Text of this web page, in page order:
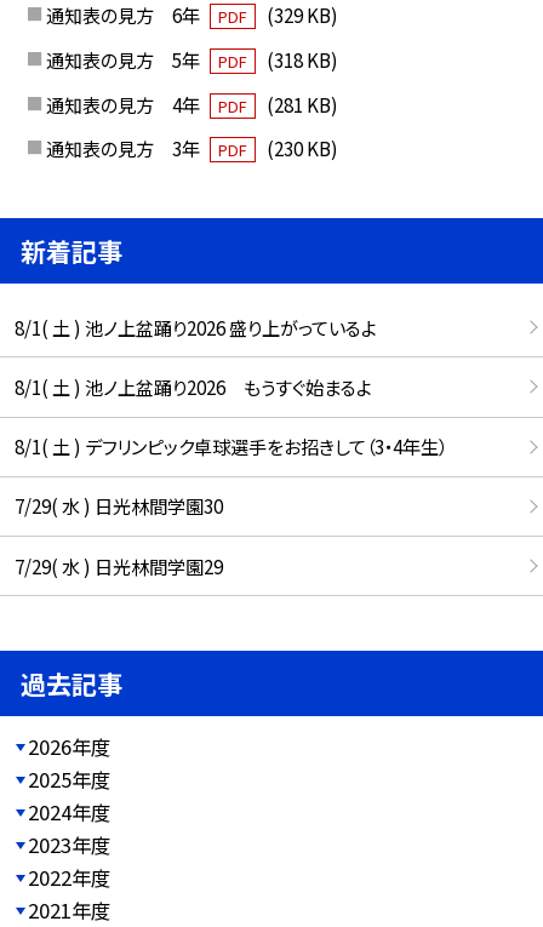
通知表の見方 6年 PDF
(329 KB)
通知表の見方 5年
PDF
(318 KB)
通知表の見方 4年
PDF
(281 KB)
通知表の見方 3年
PDF (230 KB)
新着記事
8/1( 土 ) 池ノ上盆踊り2026 盛り上がっているよ
8/1( 土 ) 池ノ上盆踊り2026 もうすぐ始まるよ
8/1( 土 ) デフリンピック卓球選手をお招きして（3・4年生）
7/29( 水 ) 日光林間学園30
7/29( 水 ) 日光林間学園29
過去記事
2026年度
2025年度
2024年度
2023年度
2022年度
2021年度